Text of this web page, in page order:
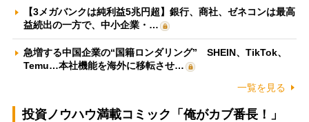
【3メガバンクは純利益5兆円超】銀行、商社、ゼネコンは最高
益続出の一方で、中小企業・…
急増する中国企業の“国籍ロンダリング” SHEIN、TikTok、
Temu…本社機能を海外に移転させ…
一覧を見る
投資ノウハウ満載コミック「俺がカブ番長！」